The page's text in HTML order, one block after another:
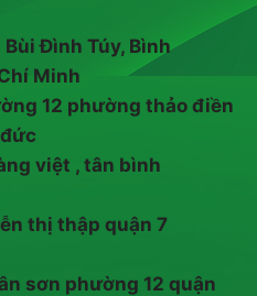
Đình Túy, Bình
Minh
12 phường thảo điền
việt , tân bình
thị thập quận 7
sơn phường 12 quận